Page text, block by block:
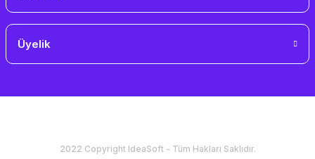
Üyelik
2022 Copyright IdeaSoft - Tüm Hakları Saklıdır.